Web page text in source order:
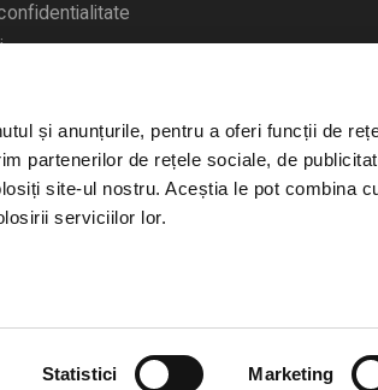
și anunțurile, pentru a oferi funcții de
partenerilor de rețele sociale, de
site-ul nostru. Aceștia le pot combina
serviciilor lor.
Statistici Marketing